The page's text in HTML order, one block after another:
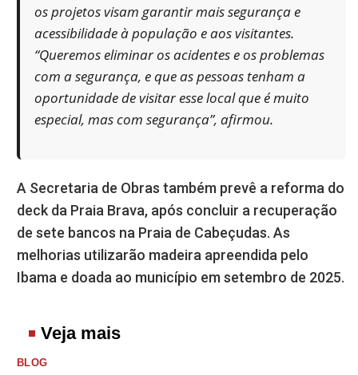
os projetos visam garantir mais segurança e
acessibilidade à população e aos visitantes.
“Queremos eliminar os acidentes e os problemas
com a segurança, e que as pessoas tenham a
oportunidade de visitar esse local que é muito
especial, mas com segurança”, afirmou.
A Secretaria de Obras também prevê a reforma do
deck da Praia Brava, após concluir a recuperação
de sete bancos na Praia de Cabeçudas. As
melhorias utilizarão madeira apreendida pelo
Ibama e doada ao município em setembro de 2025.
Veja mais
BLOG